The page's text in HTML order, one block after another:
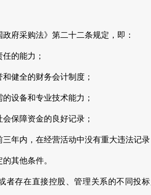
府采购法》第二十二条规定，即：
的能力；
和健全的财务会计制度；
的设备和专业技术能力；
会保障资金的良好记录；
三年内，在经营活动中没有重大违法记
其他条件。
者存在直接控股、管理关系的不同投